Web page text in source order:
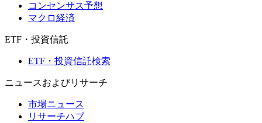
コンセンサス予想
マクロ経済
ETF・投資信託
ETF・投資信託検索
ニュースおよびリサーチ
市場ニュース
リサーチハブ